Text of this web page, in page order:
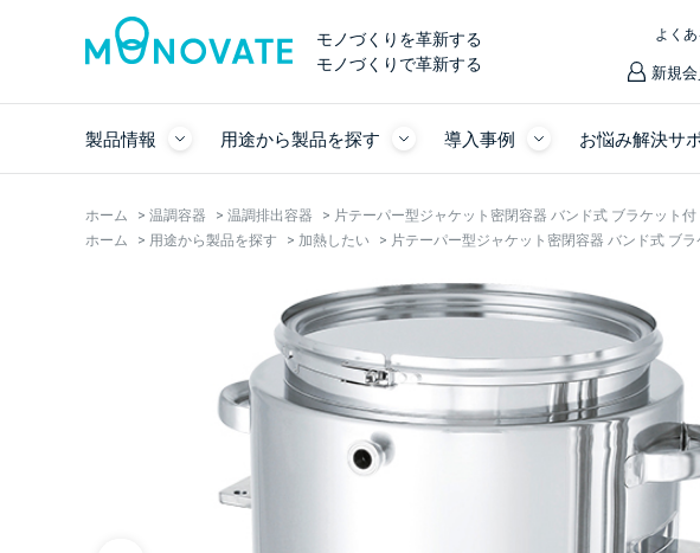
モノづくりを革新する
モノづくりで革新する
よく
新規
製品情報 用途から製品を探す 導入事例 お悩み解決サ
ホーム > 温調容器 > 温調排出容器 > 片テーパー型ジャケット密閉容器 バンド式 ブラケット付
ホーム
> 用途から製品を探す > 加熱したい > 片テーパー型ジャケット密閉容器 バンド式 ブラ